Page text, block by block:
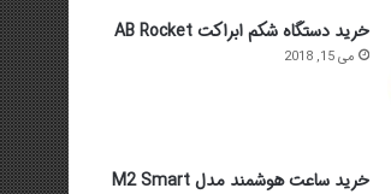
خرید دستگاه شکم ابراکت AB Rocket
می 15, 2018
خرید ساعت هوشمند مدل M2 Smart